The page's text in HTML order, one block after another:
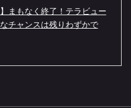
まもなく終了！テラビュー
チャンスは残りわずかで